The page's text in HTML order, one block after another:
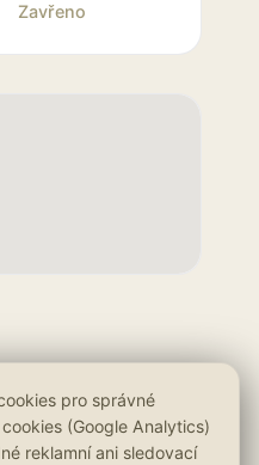
Zavřeno
pro správné
(Google Analytics)
reklamní ani sledovací